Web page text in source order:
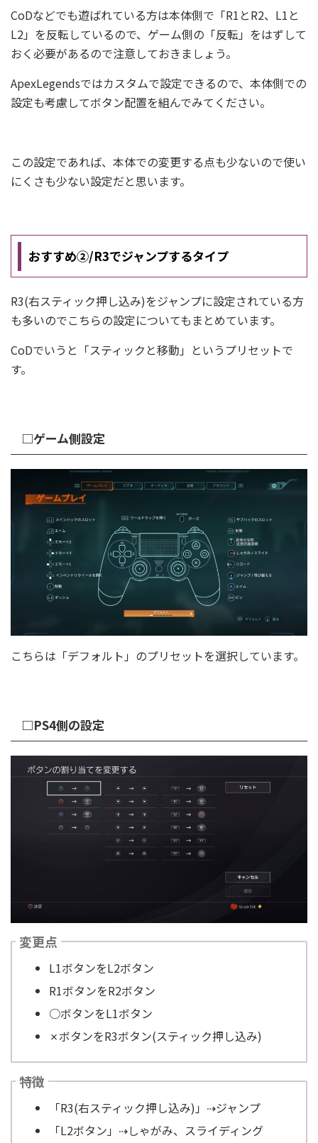
CoDなどでも遊ばれている方は本体側で「R1とR2、L1と
L2」を反転しているので、ゲーム側の「反転」をはずして
おく必要があるので注意しておきましょう。
ApexLegendsではカスタムで設定できるので、本体側での
設定も考慮してボタン配置を組んでみてください。
この設定であれば、本体での変更する点も少ないので使い
にくさも少ない設定だと思います。
おすすめ②/R3でジャンプするタイプ
R3(右スティック押し込み)をジャンプに設定されている方
も多いのでこちらの設定についてもまとめています。
CoDでいうと「スティックと移動」というプリセットで
す。
□ゲーム側設定
こちらは「デフォルト」のプリセットを選択しています。
□PS4側の設定
変更点
L1ボタンをL2ボタン
R1ボタンをR2ボタン
○ボタンをL1ボタン
✗ボタンをR3ボタン(スティック押し込み)
特徴
「R3(右スティック押し込み)」⇢ジャンプ
「L2ボタン」⇢しゃがみ、スライディング